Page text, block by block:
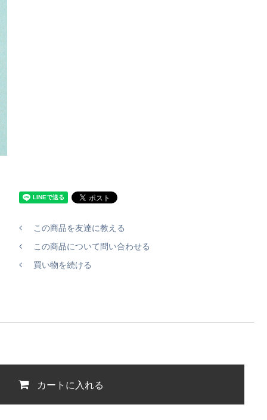
この商品を友達に教える
この商品について問い合わせる
買い物を続ける
カートに入れる